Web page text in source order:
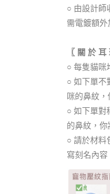
○ 由設計師
需電鍍額外
〖 關 於 耳
○ 每隻貓咪
○ 如下單不
咪的鼻紋
○ 如下單對
的鼻紋，
○ 請於材料
寫刻名內容